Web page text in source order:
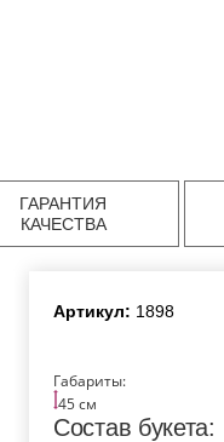
в
Уфе
ГАРАНТИЯ
КАЧЕСТВА
Артикул: 1898
Габариты:
45 см
Состав букета: